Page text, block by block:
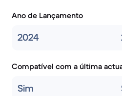
Ano de Lançamento
2024
Compatível com a última
Sim